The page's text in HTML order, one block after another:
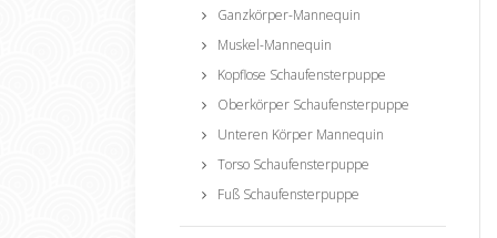
Ganzkörper-Mannequin
Muskel-Mannequin
Kopflose Schaufensterpuppe
Oberkörper Schaufensterpuppe
Unteren Körper Mannequin
Torso Schaufensterpuppe
Fuß Schaufensterpuppe